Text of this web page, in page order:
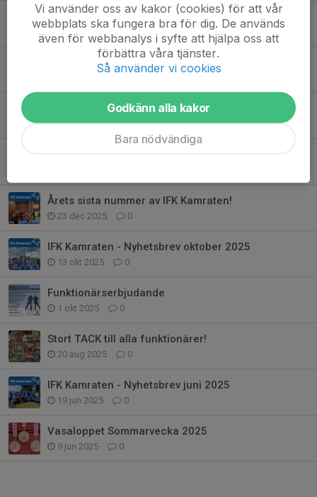
Nu kan ni beställa klubbkläder!
20 apr, 16:42 0
IFK Kamraten - Nyhetsbrev april 2026
Nu börjar uteträningen på PIP
13 apr, 21:35 0
Årets sista nummer av IFK Kamraten!
23 dec 2025 0
IFK Kamraten - Nyhetsbrev oktober 2025
13 okt 2025 0
Funktionärserbjudande
1 okt 2025 0
Stort TACK till alla funktionärer!
20 aug 2025 0
IFK Kamraten - Nyhetsbrev juni 2025
19 jun 2025 0
Vasaloppet Sommarvecka 2025
9 jun 2025 0
Vi använder oss av kakor (cookies) för att vår
webbplats ska fungera bra för dig. De används
även för webbanalys i syfte att hjälpa oss att
förbättra våra tjänster.
Så använder vi cookies
Godkänn alla kakor
Bara nödvändiga